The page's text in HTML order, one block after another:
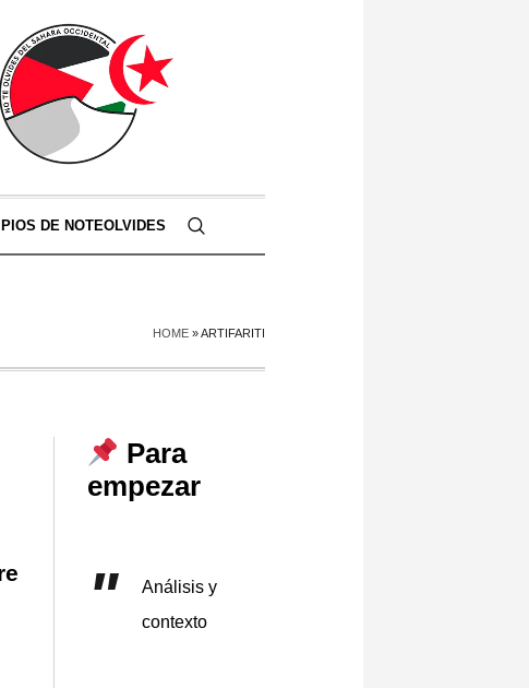
DE NOTEOLVIDES
HOME »ARTIFARITI
Para
empezar
Análisis y
contexto